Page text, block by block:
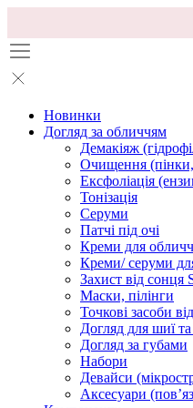
Новинки
Догляд за обличчям
Демакіяж
Очищення
Ексфоліація
Тонізація
Серуми
Патчі під очі
Креми для
Креми/ серуми
Захист від сонця
Маски, пілінги
Точкові засоби
Догляд для шиї та
Догляд за губами
Набори
Девайси
Аксесуари